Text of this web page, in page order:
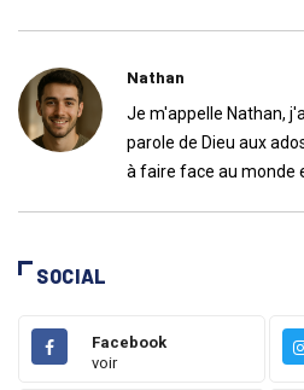
Nathan
Je m'appelle Nathan,
parole de Dieu aux
à faire face au monde
SOCIAL
Facebook
voir